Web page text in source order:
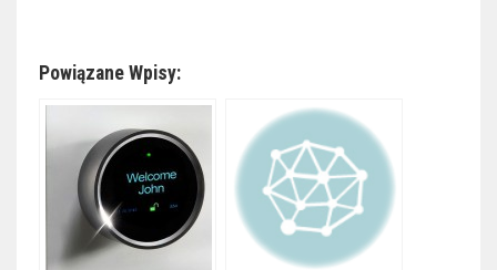
Powiązane Wpisy: